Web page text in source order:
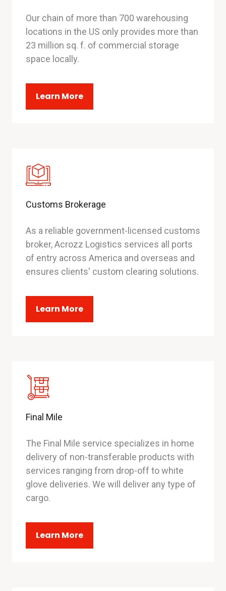
Our chain of more than 700 warehousing
locations in the US only provides more than
23 million sq. f. of commercial storage
space locally.
Learn More
Customs Brokerage
As a reliable government-licensed customs
broker, Acrozz Logistics services all ports
of entry across America and overseas and
ensures clients' custom clearing solutions.
Learn More
Final Mile
The Final Mile service specializes in home
delivery of non-transferable products with
services ranging from drop-off to white
glove deliveries. We will deliver any type of
cargo.
Learn More